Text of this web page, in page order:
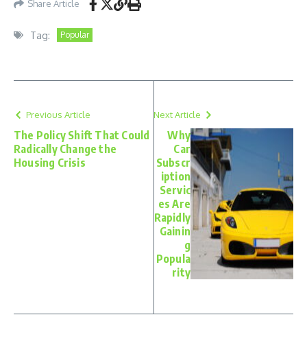
Share Article
Tag: Popular
Previous Article
The Policy Shift That Could
Radically Change the
Housing Crisis
Next Article
Why
Car
Subscr
iption
Servic
es Are
Rapidly
Gainin
g
Popula
rity